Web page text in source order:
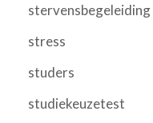
stervensbegeleiding
stress
studers
studiekeuzetest